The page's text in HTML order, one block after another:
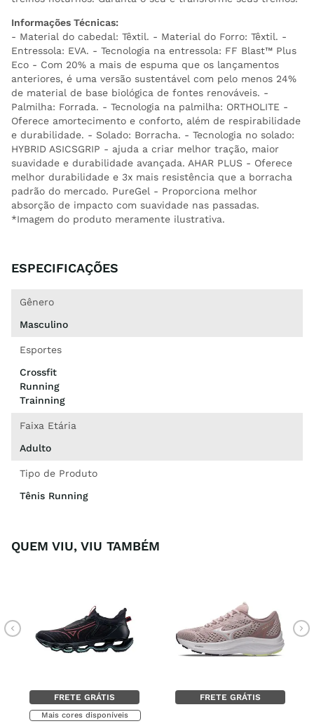
Informações Técnicas:
- Material do cabedal: Têxtil. - Material do Forro: Têxtil. -
Entressola: EVA. - Tecnologia na entressola: FF Blast™ Plus
Eco - Com 20% a mais de espuma que os lançamentos
anteriores, é uma versão sustentável com pelo menos 24%
de material de base biológica de fontes renováveis. -
Palmilha: Forrada. - Tecnologia na palmilha: ORTHOLITE -
Oferece amortecimento e conforto, além de respirabilidade
e durabilidade. - Solado: Borracha. - Tecnologia no solado:
HYBRID ASICSGRIP - ajuda a criar melhor tração, maior
suavidade e durabilidade avançada. AHAR PLUS - Oferece
melhor durabilidade e 3x mais resistência que a borracha
padrão do mercado. PureGel - Proporciona melhor
absorção de impacto com suavidade nas passadas.
*Imagem do produto meramente ilustrativa.
ESPECIFICAÇÕES
Gênero
Masculino
Esportes
Crossfit
Running
Trainning
Faixa Etária
Adulto
Tipo de Produto
Tênis Running
QUEM VIU, VIU TAMBÉM
FRETE GRÁTIS
Mais cores disponíveis
FRETE GRÁTIS